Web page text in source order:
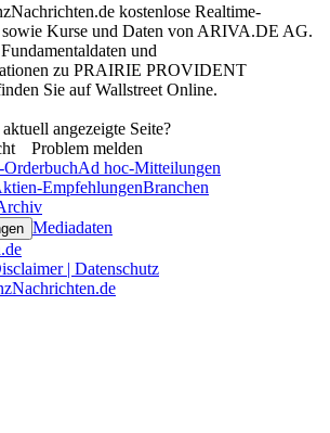
kostenlose Realtime-
sowie Kurse und Daten von ARIVA.DE AG.
und
zu PRAIRIE PROVIDENT
Sie aufWallstreet Online.
angezeigte Seite?
Problem melden
OrderbuchAd hoc-Mitteilungen
EmpfehlungenBranchen
Mediadaten
| Datenschutz